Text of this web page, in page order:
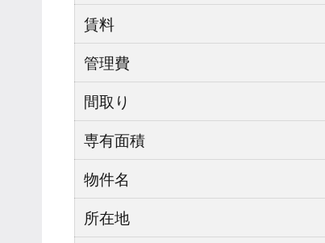
賃料
管理費
間取り
専有面積
物件名
所在地